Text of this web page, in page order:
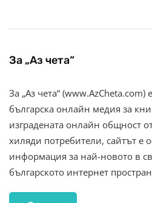
За „Аз чета“
За „Аз чета“ (www.AzCheta.com)
българска онлайн медия за
изградената онлайн общност
хиляди потребители, сайтът е
информация за най-новото в
българското интернет